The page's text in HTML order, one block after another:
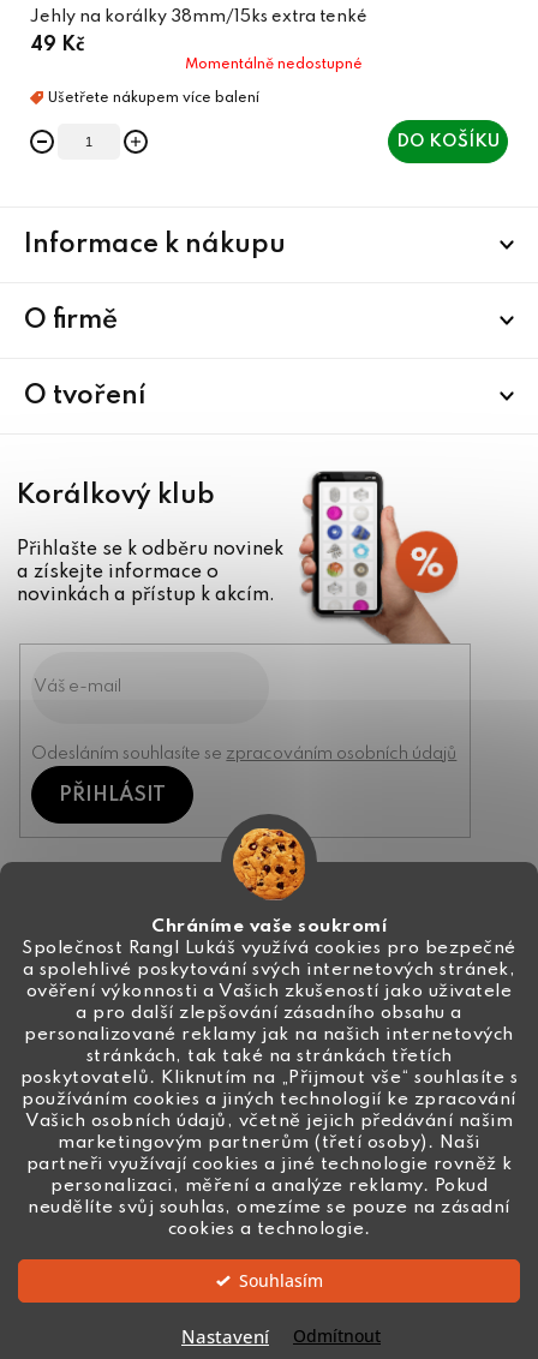
Chráníme vaše soukromí
Společnost Rangl Lukáš využívá cookies pro bezpečné
a spolehlivé poskytování svých internetových stránek,
ověření výkonnosti a Vašich zkušeností jako uživatele
a pro další zlepšování zásadního obsahu a
personalizované reklamy jak na našich internetových
stránkách, tak také na stránkách třetích
poskytovatelů. Kliknutím na „Přijmout vše“ souhlasíte s
používáním cookies a jiných technologií ke zpracování
Vašich osobních údajů, včetně jejich předávání našim
marketingovým partnerům (třetí osoby). Naši
partneři využívají cookies a jiné technologie rovněž k
personalizaci, měření a analýze reklamy. Pokud
neudělíte svůj souhlas, omezíme se pouze na zásadní
cookies a technologie.
Souhlasím
Nastavení Odmítnout
Jehly na korálky 38mm/15ks extra tenké
49 Kč
Momentálně nedostupné
DO KOŠÍKU
Informace k nákupu
O firmě
O tvoření
Korálkový klub
Přihlašte se k odběru novinek
a získejte informace o
novinkách a přístup k akcím.
Odesláním souhlasíte se zpracováním osobních údajů
PŘIHLÁSIT
info@ceske-koralky.cz
+420 774 444 191